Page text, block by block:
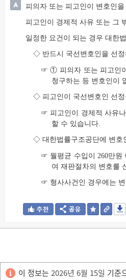
피의자 또는 피고인이 변호인
피고인이 경제적 사유 또는 그
일정한 요건이 되는 경우 대한
◇ 반드시 국선변호인을 선정
☞ ① 피의자 또는 피고인
청구하는 등 변호인이
◇ 피고인이 국선변호인 선
☞ 피고인이 경제적 사유
할 수 있습니다.
◇ 대한법률구조공단에 변호
☞ 월평균 수입이 260만원
여 재판절차의 변호를
☞ 형사사건인 경우에는
이 정보는 2026년 6월 15일 기준